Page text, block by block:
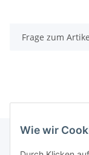
Wie wir
Frage zum